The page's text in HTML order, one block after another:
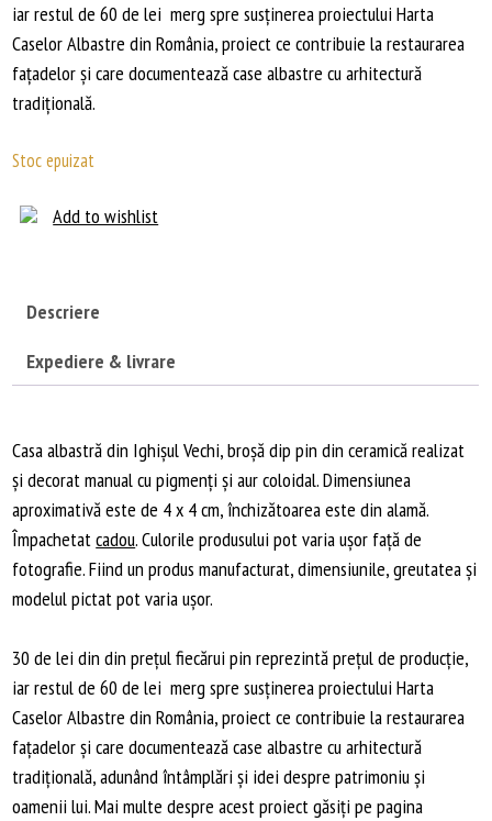
iar restul de 60 de lei merg spre susţinerea proiectului Harta
Caselor Albastre din România, proiect ce contribuie la restaurarea
faţadelor şi care documentează case albastre cu arhitectură
tradiţională.
Stoc epuizat
Add to wishlist
Descriere
Expediere & livrare
Casa albastră din Ighişul Vechi, broșă dip pin din ceramică realizat
şi decorat manual cu pigmenţi şi aur coloidal. Dimensiunea
aproximativă este de 4 x 4 cm, închizătoarea este din alamă.
Împachetatcadou. Culorile produsului pot varia ușor față de
fotografie. Fiind un produs manufacturat, dimensiunile, greutatea și
modelul pictat pot varia ușor.
30 de lei din din preţul fiecărui pin reprezintă preţul de producţie,
iar restul de 60 de lei merg spre susţinerea proiectului Harta
Caselor Albastre din România, proiect ce contribuie la restaurarea
faţadelor şi care documentează case albastre cu arhitectură
tradiţională, adunând întâmplări şi idei despre patrimoniu şi
oamenii lui. Mai multe despre acest proiect găsiţi pe pagina